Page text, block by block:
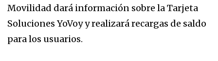
Movilidad dará información sobre la Tarjeta
Soluciones YoVoy y realizará recargas de saldo
para los usuarios.